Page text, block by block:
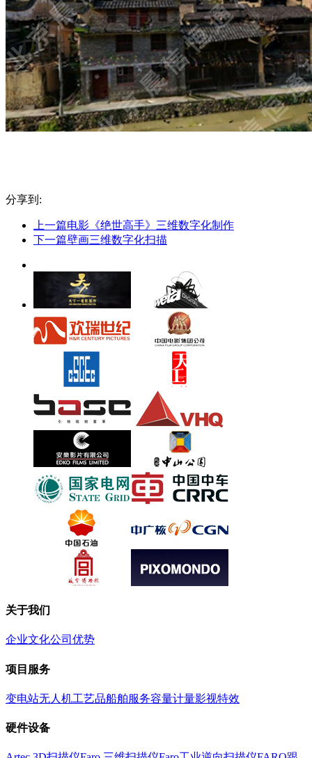
分享到:
上一篇电影《绝世高手》三维数字化制作
下一篇壁画三维数字化扫描
关于我们
企业文化公司优势
项目服务
变电站无人机工艺品船舶服务容量计量影视特效
硬件设备